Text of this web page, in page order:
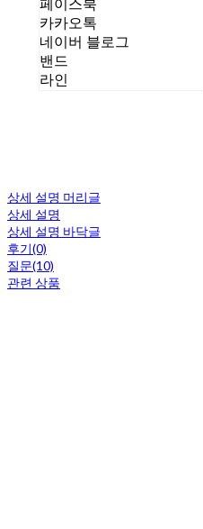
페이스북
카카오톡
네이버 블로그
밴드
라인
상세 설명 머리글
상세 설명
상세 설명 바닥글
후기(0)
질문(10)
관련 상품